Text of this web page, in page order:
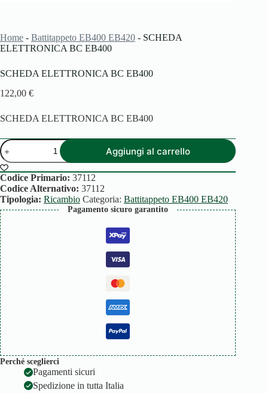
Home - Battitappeto EB400 EB420 - SCHEDA
ELETTRONICA BC EB400
SCHEDA ELETTRONICA BC EB400
122,00 €
SCHEDA ELETTRONICA BC EB400
SCHEDA
ELETTRONICA
BC
EB400
quantità
Aggiungi al carrello
Codice Primario: 37112
Codice Alternativo: 37112
Tipologia: Ricambio Categoria: Battitappeto EB400 EB420
Pagamento sicuro garantito
Perché sceglierci
Pagamenti sicuri
Spedizione in tutta Italia